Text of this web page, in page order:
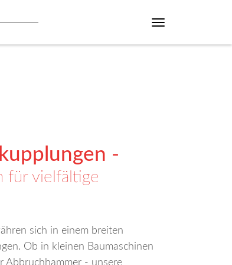
-
für vielfältige
sich in einem breiten
Ob in kleinen Baumaschinen
Abbruchhammer - unsere